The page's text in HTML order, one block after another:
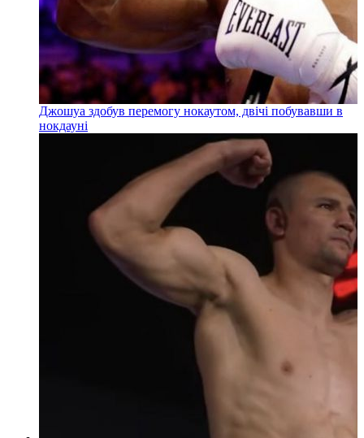
Джошуа здобув перемогу нокаутом, двічі побувавши в
нокдауні